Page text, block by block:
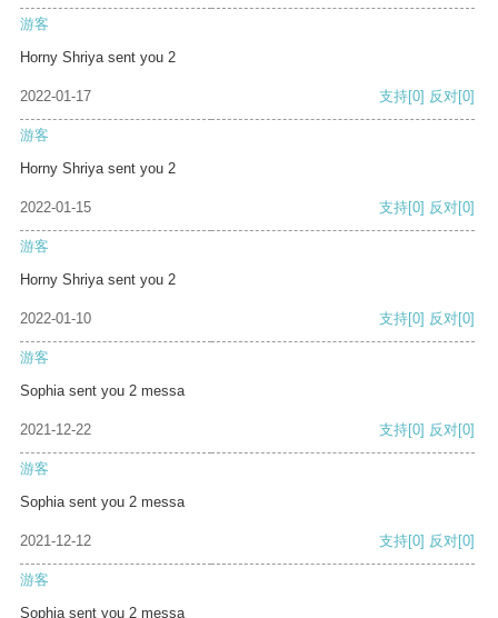
游客
Horny Shriya sent you 2
2022-01-17 支持[0] 反对[0]
游客
Horny Shriya sent you 2
2022-01-15 支持[0] 反对[0]
游客
Horny Shriya sent you 2
2022-01-10 支持[0] 反对[0]
游客
Sophia sent you 2 messa
2021-12-22 支持[0] 反对[0]
游客
Sophia sent you 2 messa
2021-12-12 支持[0] 反对[0]
游客
Sophia sent you 2 messa